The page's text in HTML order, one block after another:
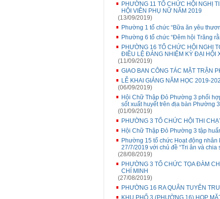
PHƯỜNG 11 TỔ CHỨC HỘI NGHỊ
HỘI VIÊN PHỤ NỮ NĂM 2019
(13/09/2019)
Phường 1 tổ chức “Bữa ăn yêu
Phường 6 tổ chức “Đêm hội Trăng
PHƯỜNG 16 TỔ CHỨC HỘI NGHỊ
ĐIỀU LỆ ĐẢNG NHIỆM KỲ ĐẠI HỘI
(11/09/2019)
GIAO BAN CÔNG TÁC MẶT TRẬN
LỄ KHAI GIẢNG NĂM HỌC 2019-
(06/09/2019)
Hội Chữ Thập Đỏ Phường 3 phối
sốt xuất huyết trên địa bàn Phường
(01/09/2019)
PHƯỜNG 3 TỔ CHỨC HỘI THI
Hội Chữ Thập Đỏ Phường 3 tập
Phường 15 tổ chức Hoạt động
27/7/2019 với chủ đề “Tri ân và chia
(28/08/2019)
PHƯỜNG 3 TỔ CHỨC TỌA ĐÀM
CHÍ MINH
(27/08/2019)
PHƯỜNG 16 RA QUÂN TUYÊN
KHU PHỐ 3 (PHƯỜNG 16) HỌP